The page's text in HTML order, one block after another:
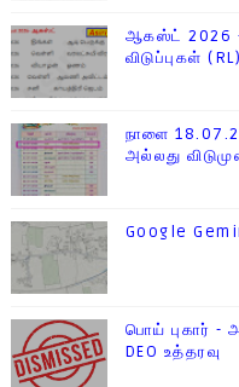
ஆகஸ்ட் 2026 -
விடுப்புகள் (RL)
நாளை
அல்லது
Google
பொய் புகார் -
DEO உத்தரவு